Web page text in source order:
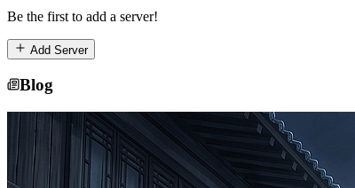
Be the first to add a server!
Add Server
Blog